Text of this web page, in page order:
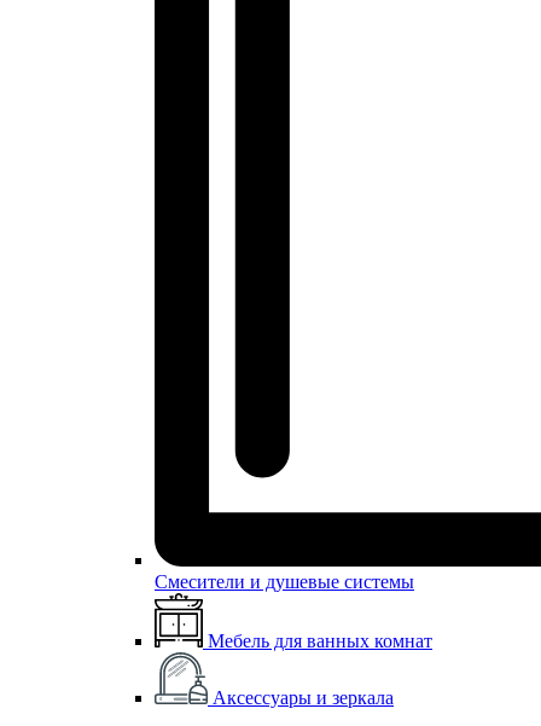
Смесители и душевые системы
Мебель для ванных комнат
Аксессуары и зеркала